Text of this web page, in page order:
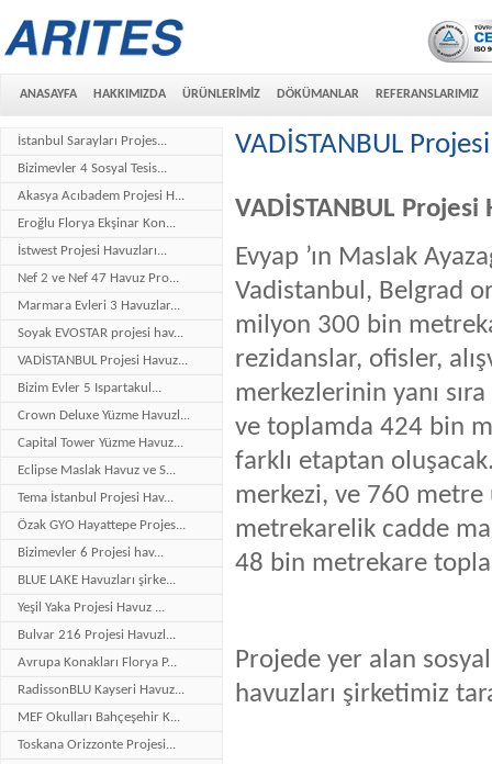
ANASAYFA HAKKIMIZDA ÜRÜNLERİMİZ DÖKÜMANLAR REFERANSLARIMIZ
İstanbul Sarayları Projes...
Bizimevler 4 Sosyal Tesis...
Akasya Acıbadem Projesi H...
Eroğlu Florya Ekşinar Kon...
İstwest Projesi Havuzları...
Nef 2 ve Nef 47 Havuz Pro...
Marmara Evleri 3 Havuzlar...
Soyak EVOSTAR projesi hav...
VADİSTANBUL Projesi Havuz...
Bizim Evler 5 Ispartakul...
Crown Deluxe Yüzme Havuzl...
Capital Tower Yüzme Havuz...
Eclipse Maslak Havuz ve S...
Tema İstanbul Projesi Hav...
Özak GYO Hayattepe Projes...
Bizimevler 6 Projesi hav...
BLUE LAKE Havuzları şirke...
Yeşil Yaka Projesi Havuz ...
Bulvar 216 Projesi Havuzl...
Avrupa Konakları Florya P...
RadissonBLU Kayseri Havuz...
MEF Okulları Bahçeşehir K...
Toskana Orizzonte Projesi...
VADİSTANBUL
VADİSTANBUL Projesi
Evyap ’ın Maslak
Vadistanbul, Belgrad
milyon 300 bin
rezidanslar, ofisler,
merkezlerinin yanı
ve toplamda 424 bin
farklı etaptan
merkezi, ve 760
metrekarelik cadde
48 bin metrekare
Projede yer alan
havuzları şirketimiz